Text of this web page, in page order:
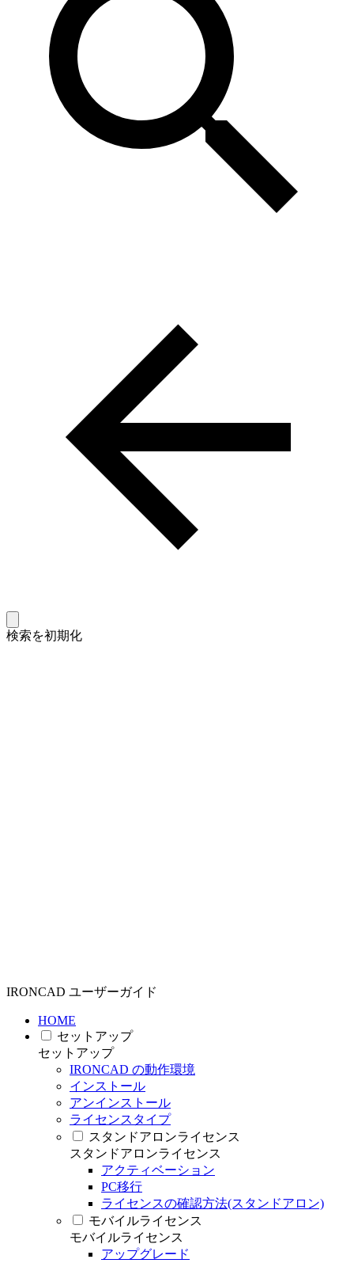
検索を初期化
IRONCAD ユーザーガイド
HOME
セットアップ
セットアップ
IRONCAD の動作環境
インストール
アンインストール
ライセンスタイプ
スタンドアロンライセンス
スタンドアロンライセンス
アクティベーション
PC移行
ライセンスの確認方法(スタンドアロン)
モバイルライセンス
モバイルライセンス
アップグレード